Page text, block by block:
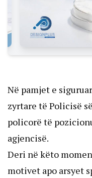
Në pamjet e
zyrtare të Policisë
policorë të
agjencisë.
Deri në këto
motivet apo arsyet